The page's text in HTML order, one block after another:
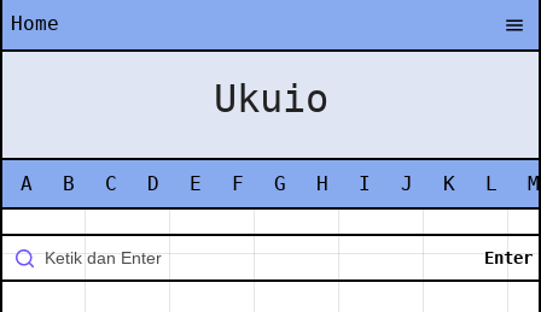
Home
Ukuio
A B C D E F G H I J K L M